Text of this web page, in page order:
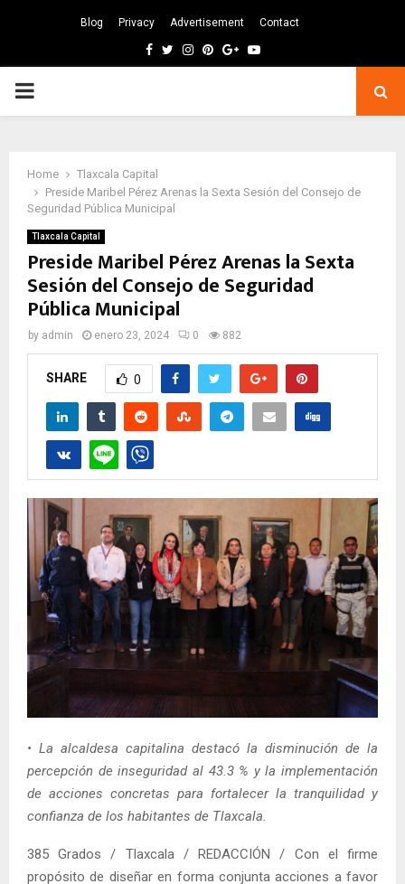
Blog Privacy Advertisement Contact
Facebook
TwitterInstagram
Pinterest
GoogleYoutube
PRIMARY
Home
Tlaxcala Capital
Preside Maribel Pérez Arenas la Sexta Sesión del Consejo de
Seguridad Pública Municipal
Tlaxcala Capital
Preside Maribel Pérez Arenas la Sexta
Sesión del Consejo de Seguridad
Pública Municipal
by admin enero 23, 2024 0 882
SHARE 0
• La alcaldesa capitalina destacó la disminución de la
percepción de inseguridad al 43.3 % y la implementación
de acciones concretas para fortalecer la tranquilidad y
confianza de los habitantes de Tlaxcala.
385 Grados / Tlaxcala / REDACCIÓN / Con el firme
propósito de diseñar en forma conjunta acciones a favor